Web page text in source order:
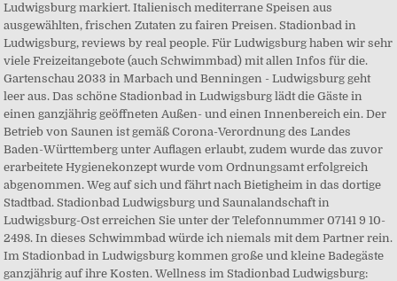
Ludwigsburg markiert. Italienisch mediterrane Speisen aus
ausgewählten, frischen Zutaten zu fairen Preisen. Stadionbad in
Ludwigsburg, reviews by real people. Für Ludwigsburg haben wir sehr
viele Freizeitangebote (auch Schwimmbad) mit allen Infos für die.
Gartenschau 2033 in Marbach und Benningen - Ludwigsburg geht
leer aus. Das schöne Stadionbad in Ludwigsburg lädt die Gäste in
einen ganzjährig geöffneten Außen- und einen Innenbereich ein. Der
Betrieb von Saunen ist gemäß Corona-Verordnung des Landes
Baden-Württemberg unter Auflagen erlaubt, zudem wurde das zuvor
erarbeitete Hygienekonzept wurde vom Ordnungsamt erfolgreich
abgenommen. Weg auf sich und fährt nach Bietigheim in das dortige
Stadtbad. Stadionbad Ludwigsburg und Saunalandschaft in
Ludwigsburg-Ost erreichen Sie unter der Telefonnummer 07141 9 10-
2498. In dieses Schwimmbad würde ich niemals mit dem Partner rein.
Im Stadionbad in Ludwigsburg kommen große und kleine Badegäste
ganzjährig auf ihre Kosten. Wellness im Stadionbad Ludwigsburg: